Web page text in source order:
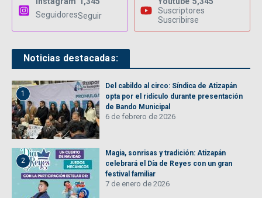
SeguidoresSeguir
Suscriptores
Suscribirse
Noticias destacadas:
1
Del cabildo al circo: Síndica de Atizapán
opta por el ridículo durante presentación
de Bando Municipal
6 de febrero de 2026
2
Magia, sonrisas y tradición: Atizapán
celebrará el Día de Reyes con un gran
festival familiar
7 de enero de 2026